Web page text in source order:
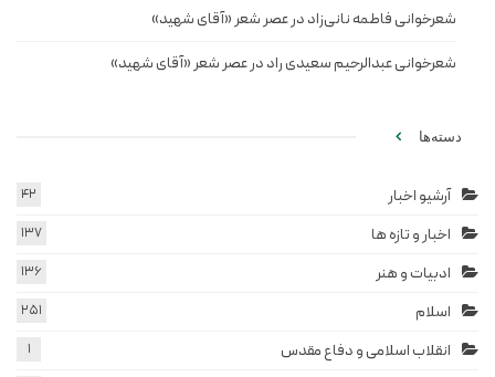
شعرخوانی فاطمه نانی‌زاد در عصر شعر «آقای شهید»
شعرخوانی عبدالرحیم سعیدی راد در عصر شعر «آقای شهید»
دسته‌ها
آرشیو اخبار 42
اخبار و تازه ها 137
ادبیات و هنر 136
اسلام 251
انقلاب اسلامی و دفاع مقدس 1